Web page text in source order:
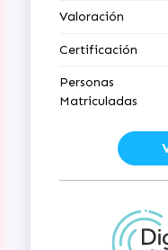
Valoración
Certificación
Personas
Matriculadas